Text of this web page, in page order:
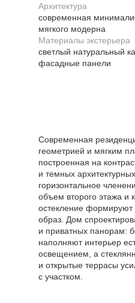
Современная
геометрией и мягким
построенная на
и темных
горизонтальное
объем второго этажа и
остекление
образ. Дом
и приватных панорам:
наполняют интерьер
освещением, а
и открытые террасы
с участком.
Архитектура
современная
мягкого модерна
Материалы экстерьера
светлый натуральный
фасадные панели